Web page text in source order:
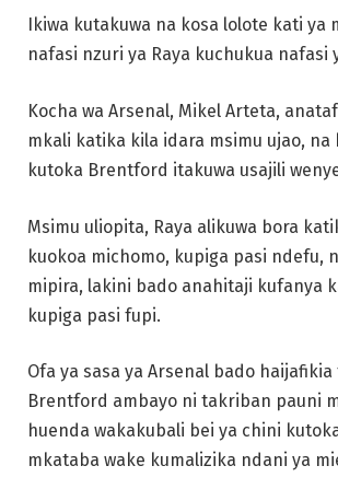
Ikiwa kutakuwa na kosa lolote kati ya
nafasi nzuri ya Raya kuchukua nafasi
Kocha wa Arsenal, Mikel Arteta,
mkali katika kila idara msimu ujao, na
kutoka Brentford itakuwa usajili
Msimu uliopita, Raya alikuwa bora
kuokoa michomo, kupiga pasi ndefu,
mipira, lakini bado anahitaji kufanya
kupiga pasi fupi.
Ofa ya sasa ya Arsenal bado
Brentford ambayo ni takriban pauni
huenda wakakubali bei ya chini
mkataba wake kumalizika ndani ya